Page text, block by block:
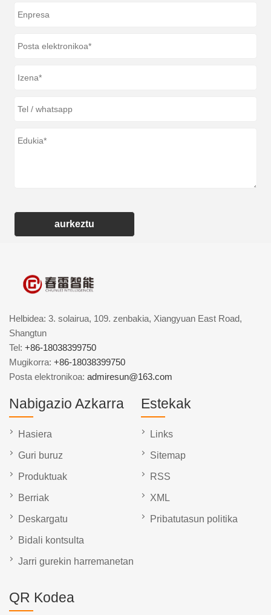
aurkeztu
Helbidea: 3. solairua, 109. zenbakia, Xiangyuan East Road,
Shangtun
Tel: +86-18038399750
Mugikorra: +86-18038399750
Posta elektronikoa: admiresun@163.com
Nabigazio Azkarra
Hasiera
Guri buruz
Produktuak
Berriak
Deskargatu
Bidali kontsulta
Jarri gurekin harremanetan
Estekak
Links
Sitemap
RSS
XML
Pribatutasun politika
QR Kodea